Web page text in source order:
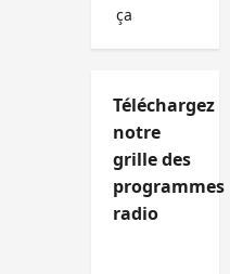
ça
Téléchargez
notre
grille des
programmes
radio